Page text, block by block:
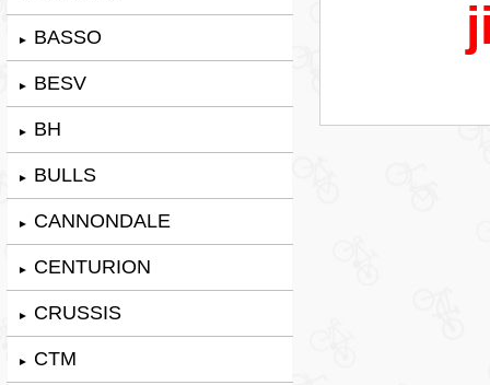
► BASSO
► BESV
► BH
► BULLS
► CANNONDALE
► CENTURION
► CRUSSIS
► CTM